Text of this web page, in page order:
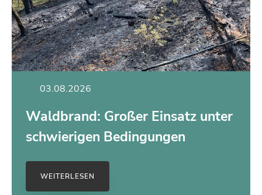
03.08.2026
Waldbrand: Großer Einsatz unter
schwierigen Bedingungen
WEITERLESEN